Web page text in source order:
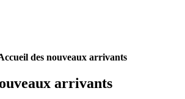
des nouveaux arrivants
arrivants